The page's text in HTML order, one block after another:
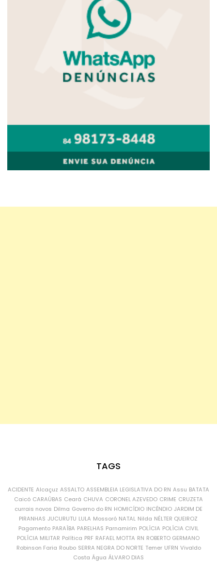
TAGS
ACIDENTE Alcaçuz ASSALTO ASSEMBLEIA LEGISLATIVA DO RN Assu BATATA
Caicó CARAÚBAS Ceará CHUVA CORONEL AZEVEDO CRIME CRUZETA
currais novos Dilma Governo do RN HOMICÍDIO INCÊNDIO JARDIM DE
PIRANHAS JUCURUTU LULA Mossoró NATAL Nilda NÉLTER QUEIROZ
Pagamento PARAÍBA PARELHAS Parnamirim POLÍCIA POLÍCIA CIVIL
POLÍCIA MILITAR Política PRF RAFAEL MOTTA RN ROBERTO GERMANO
Robinson Faria Roubo SERRA NEGRA DO NORTE Temer UFRN Vivaldo
Costa Água ÁLVARO DIAS